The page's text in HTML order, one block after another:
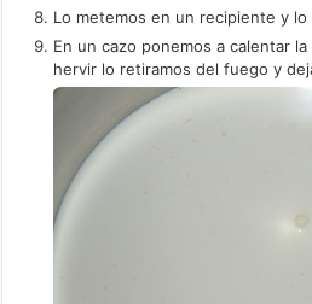
Lo metemos en un recipiente y lo
En un cazo ponemos a calentar
hervir lo retiramos del fuego y